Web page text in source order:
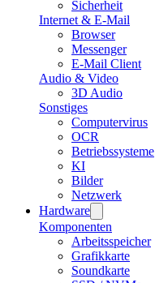
Sicherheit
Internet & E-Mail
Browser
Messenger
E-Mail Client
Audio & Video
3D Audio
Sonstiges
Computervirus
OCR
Betriebssysteme
KI
Bilder
Netzwerk
Hardware
Komponenten
Arbeitsspeicher
Grafikkarte
Soundkarte